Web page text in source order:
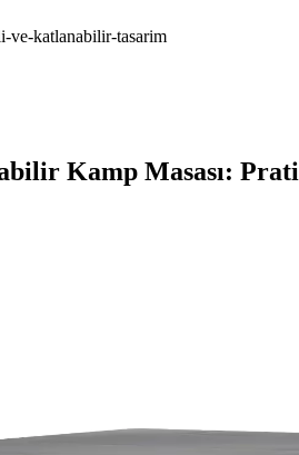
ve-katlanabilir-tasarim
Kamp Masası: